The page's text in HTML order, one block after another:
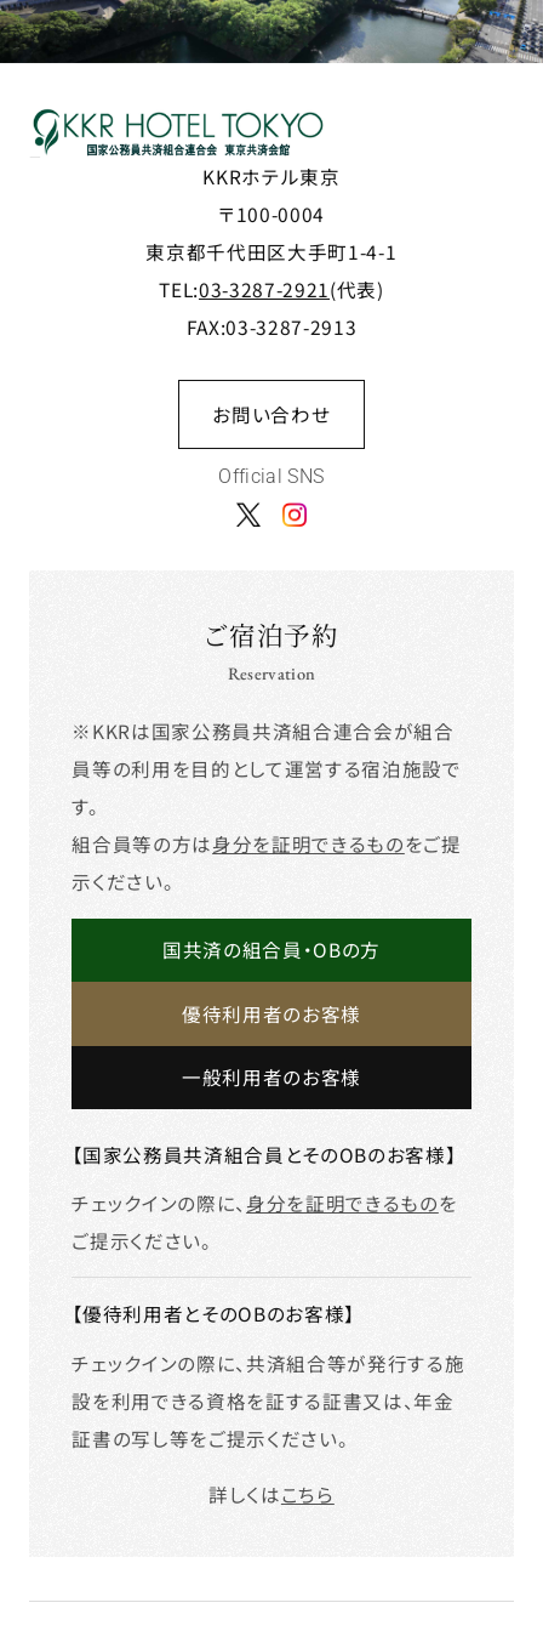
KKRホテル東京
〒100-0004
東京都千代田区大手町1-4-1
TEL:03-3287-2921(代表)
FAX:03-3287-2913
お問い合わせ
Official SNS
ご宿泊予約
Reservation
※KKRは国家公務員共済組合連合会が組合
員等の利用を目的として運営する宿泊施設で
す。
組合員等の方は身分を証明できるものをご提
示ください。
国共済の組合員・OBの方
優待利用者のお客様
一般利用者のお客様
【国家公務員共済組合員とそのOBのお客様】
チェックインの際に、身分を証明できるものを
ご提示ください。
【優待利用者とそのOBのお客様】
チェックインの際に、共済組合等が発行する施
設を利用できる資格を証する証書又は、年金
証書の写し等をご提示ください。
詳しくはこちら